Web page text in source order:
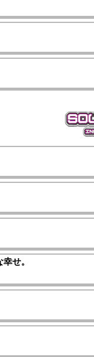
せ。